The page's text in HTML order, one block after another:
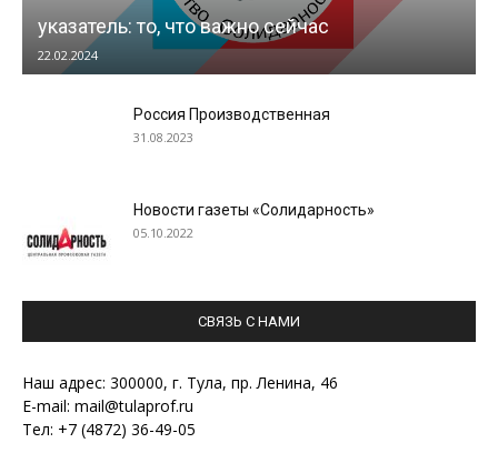
указатель: то, что важно сейчас
22.02.2024
Россия Производственная
31.08.2023
Новости газеты «Солидарность»
05.10.2022
СВЯЗЬ С НАМИ
Наш адрес: 300000, г. Тула, пр. Ленина, 46
E-mail: mail@tulaprof.ru
Тел: +7 (4872) 36-49-05